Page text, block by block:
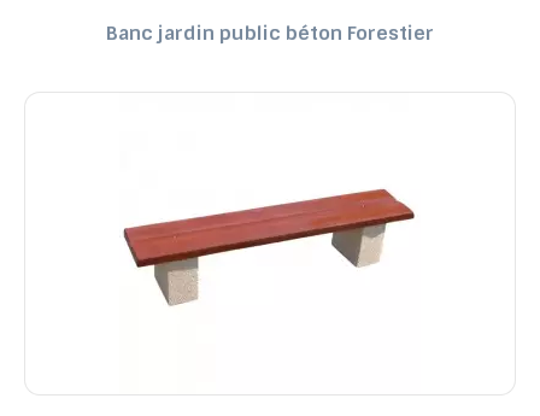
Banc jardin public béton Forestier